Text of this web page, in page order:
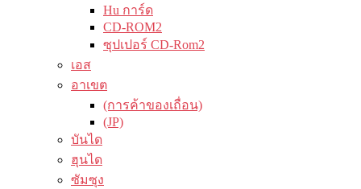
Hu การ์ด
CD-ROM2
ซุปเปอร์ CD-Rom2
เอส
อาเขต
(การค้าของเถื่อน)
(JP)
บันได
ฮุนได
ซัมซุง